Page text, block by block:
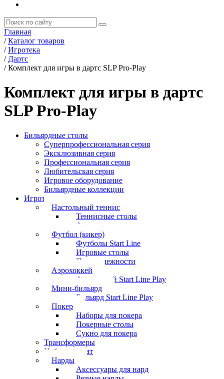
Главная
/ Каталог товаров
/ Игротека
/ Дартс
/ Комплект для игры в дартс SLP Pro-Play
Комплект для игры в дартс
SLP Pro-Play
Бильярдные столы
Суперпрофессиональная серия
Эксклюзивная серия
Профессиональная серия
Любительская серия
Игровое оборудование
Бильярдные коллекции
Игротека
Настольный теннис
Теннисные столы
Аксессуары
Футбол (кикер)
Футболы Start Line
Игровые столы
Принадлежности
Аэрохоккей
Аэрохоккей Start Line Play
Мини-бильярд
Бильярд Start Line Play
Покер
Наборы для покера
Покерные столы
Сукно для покера
Трансформеры
Набор шахмат
Нарды
Аксессуары для нард